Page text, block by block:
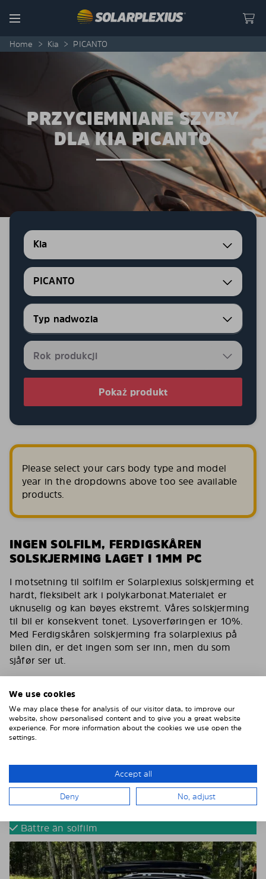
Menu
Home > Kia > PICANTO
PRZYCIEMNIANE SZYBY
DLA KIA PICANTO
Kia
PICANTO
Pokaż produkt
Please select your cars body type and model
year in the dropdowns above too see available
products.
INGEN SOLFILM, FERDIGSKÅREN
SOLSKJERMING LAGET I 1MM PC
I motsetning til solfilm er Solarplexius solskjerming et
hardt, fleksibelt ark i polykarbonat.Materialet er
uknuselig og kan bøyes ekstremt. Våres solskjerming
til bil er konsekvent tonet. Lysoverføringen er 10%.
Med Ferdigskåren solskjerming fra solarplexius på
bilen din, er det ingen som ser inn, men du som
sjåfør ser ut.
Du har de samme egenskapene som en solfilm for
bilen med våres solskjerming. Reduserer varmen,
fjerner 90% av direkte sollys. Solskjerming for bilen
din som også er kollisjonstestet av svenske VTI og
godkjent av tyske TÜF.
Enklare och smartare än solfilm
Montera enkelt på 15 minuter
Tona dina bilrutor utan solfilm
Bättre än solfilm
We use cookies
We may place these for analysis of our visitor data, to improve our
website, show personalised content and to give you a great website
experience. For more information about the cookies we use open the
settings.
Accept all
Deny No, adjust